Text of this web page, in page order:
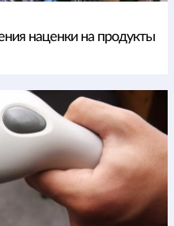
наценки на продукты